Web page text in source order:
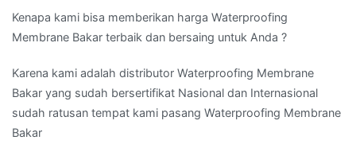
Kenapa kami bisa memberikan harga Waterproofing
Membrane Bakar terbaik dan bersaing untuk Anda ?
Karena kami adalah distributor Waterproofing Membrane
Bakar yang sudah bersertifikat Nasional dan Internasional
sudah ratusan tempat kami pasang Waterproofing Membrane
Bakar